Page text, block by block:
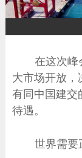
在这次峰
大市场开放，
有同中国建交
待遇。
世界需要